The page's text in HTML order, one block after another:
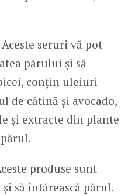
seruri vă pot
părului și să
conțin uleiuri
de cătină și avocado,
și extracte din plante
produse sunt
să întărească părul.